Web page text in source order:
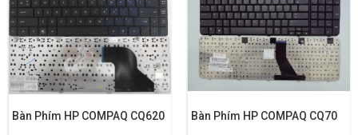
Bàn Phím HP COMPAQ CQ620 Bàn Phím HP COMPAQ CQ70